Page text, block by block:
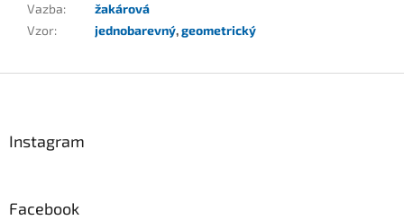
Vazba:
žakárová
Vzor: jednobarevný,geometrický
Instagram
Facebook